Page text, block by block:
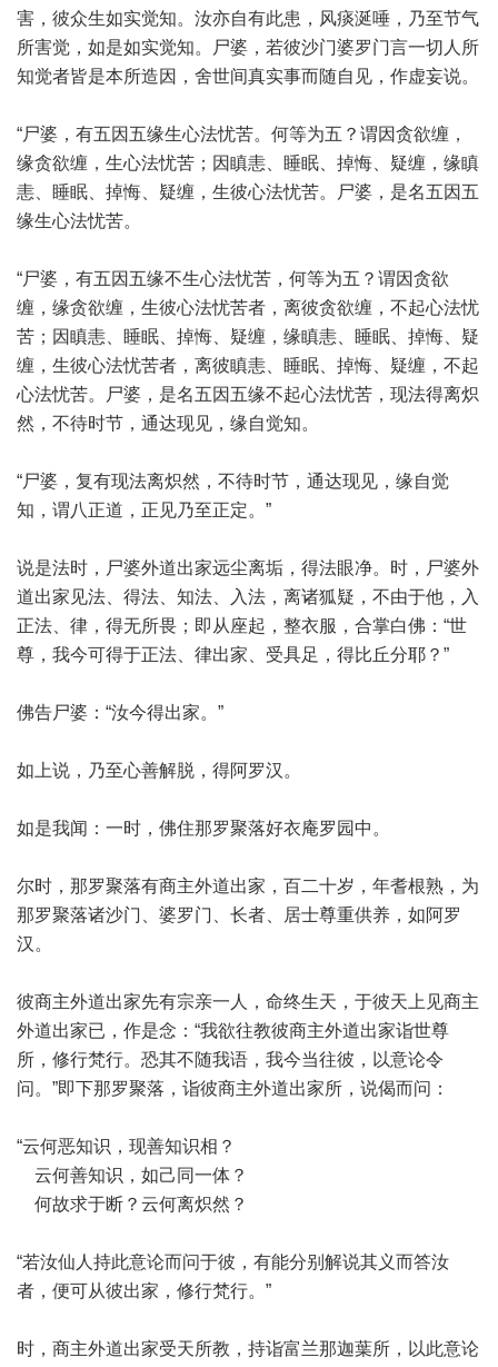
害，彼众生如实觉知。汝亦自有此患，风痰涎唾，乃至节气
所害觉，如是如实觉知。尸婆，若彼沙门婆罗门言一切人所
知觉者皆是本所造因，舍世间真实事而随自见，作虚妄说。
“尸婆，有五因五缘生心法忧苦。何等为五？谓因贪欲缠，
缘贪欲缠，生心法忧苦；因瞋恚、睡眠、掉悔、疑缠，缘瞋
恚、睡眠、掉悔、疑缠，生彼心法忧苦。尸婆，是名五因五
缘生心法忧苦。
“尸婆，有五因五缘不生心法忧苦，何等为五？谓因贪欲
缠，缘贪欲缠，生彼心法忧苦者，离彼贪欲缠，不起心法忧
苦；因瞋恚、睡眠、掉悔、疑缠，缘瞋恚、睡眠、掉悔、疑
缠，生彼心法忧苦者，离彼瞋恚、睡眠、掉悔、疑缠，不起
心法忧苦。尸婆，是名五因五缘不起心法忧苦，现法得离炽
然，不待时节，通达现见，缘自觉知。
“尸婆，复有现法离炽然，不待时节，通达现见，缘自觉
知，谓八正道，正见乃至正定。”
说是法时，尸婆外道出家远尘离垢，得法眼净。时，尸婆外
道出家见法、得法、知法、入法，离诸狐疑，不由于他，入
正法、律，得无所畏；即从座起，整衣服，合掌白佛：“世
尊，我今可得于正法、律出家、受具足，得比丘分耶？”
佛告尸婆：“汝今得出家。”
如上说，乃至心善解脱，得阿罗汉。
如是我闻：一时，佛住那罗聚落好衣庵罗园中。
尔时，那罗聚落有商主外道出家，百二十岁，年耆根熟，为
那罗聚落诸沙门、婆罗门、长者、居士尊重供养，如阿罗
汉。
彼商主外道出家先有宗亲一人，命终生天，于彼天上见商主
外道出家已，作是念：“我欲往教彼商主外道出家诣世尊
所，修行梵行。恐其不随我语，我今当往彼，以意论令
问。”即下那罗聚落，诣彼商主外道出家所，说偈而问：
“云何恶知识，现善知识相？
云何善知识，如己同一体？
何故求于断？云何离炽然？
“若汝仙人持此意论而问于彼，有能分别解说其义而答汝
者，便可从彼出家，修行梵行。”
时，商主外道出家受天所教，持诣富兰那迦葉所，以此意论